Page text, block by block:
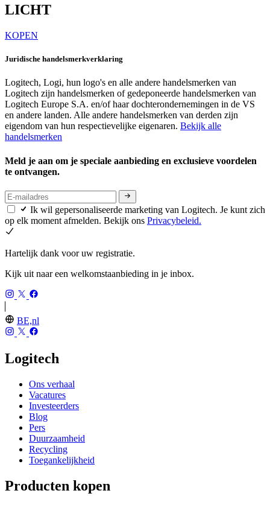
LICHT
KOPEN
Juridische handelsmerkverklaring
Logitech, Logi, hun logo's en alle andere handelsmerken van
Logitech zijn handelsmerken of gedeponeerde handelsmerken van
Logitech Europe S.A. en/of haar dochterondernemingen in de VS
en andere landen. Alle andere handelsmerken van derden zijn
eigendom van hun respectievelijke eigenaren. Bekijk alle
handelsmerken
Meld je aan om je speciale aanbieding en exclusieve voordelen
te ontvangen.
Ik wil gepersonaliseerde marketing van Logitech. Je kunt zich
op elk moment afmelden. Bekijk ons Privacybeleid.
Hartelijk dank voor uw registratie.
Kijk uit naar een welkomstaanbieding in je inbox.
BE,nl
Logitech
Ons verhaal
Vacatures
Investeerders
Blog
Pers
Duurzaamheid
Recycling
Toegankelijkheid
Producten kopen